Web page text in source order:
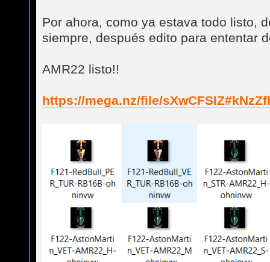
Por ahora, como ya estava todo listo,
siempre, después edito para ententar
AMR22 listo!!
https://mega.nz/file/